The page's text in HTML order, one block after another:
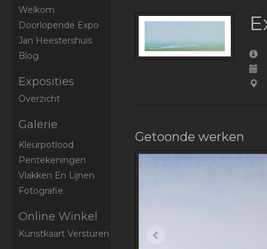
Getoonde werken
Welkom
Doorlopende Expo
Jan Heestershuis
Blog
Exposities
Overzicht
Galerie
Kleurpotlood
Pentekeningen
Vlakken En Lijnen
Fotografie
Online Winkel
Kunstkaart Versturen